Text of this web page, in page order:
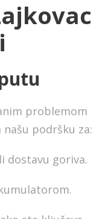
problemom
podršku za:
dostavu goriva.